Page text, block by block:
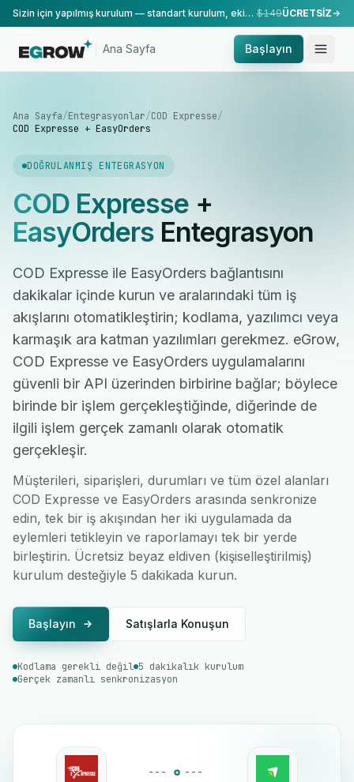
Sizin için yapılmış kurulum — standart kurulum, ekibimiz tarafından yapılır. $149ÜCRETSİZ
Ana Sayfa Başlayın
Ana Sayfa/Entegrasyonlar/COD Expresse/
COD Expresse + EasyOrders
DOĞRULANMIŞ ENTEGRASYON
COD Expresse+
EasyOrdersEntegrasyon
COD Expresse ile EasyOrders bağlantısını
dakikalar içinde kurun ve aralarındaki tüm iş
akışlarını otomatikleştirin; kodlama, yazılımcı veya
karmaşık ara katman yazılımları gerekmez. eGrow,
COD Expresse ve EasyOrders uygulamalarını
güvenli bir API üzerinden birbirine bağlar; böylece
birinde bir işlem gerçekleştiğinde, diğerinde de
ilgili işlem gerçek zamanlı olarak otomatik
gerçekleşir.
Müşterileri, siparişleri, durumları ve tüm özel alanları
COD Expresse ve EasyOrders arasında senkronize
edin, tek bir iş akışından her iki uygulamada da
eylemleri tetikleyin ve raporlamayı tek bir yerde
birleştirin. Ücretsiz beyaz eldiven (kişiselleştirilmiş)
kurulum desteğiyle 5 dakikada kurun.
Başlayın Satışlarla Konuşun
Kodlama gerekli değil 5 dakikalık kurulum
Gerçek zamanlı senkronizasyon